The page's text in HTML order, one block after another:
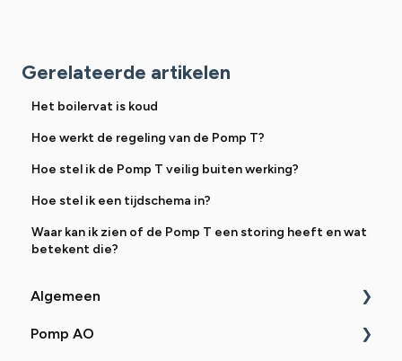
Gerelateerde artikelen
Het boilervat is koud
Hoe werkt de regeling van de Pomp T?
Hoe stel ik de Pomp T veilig buiten werking?
Hoe stel ik een tijdschema in?
Waar kan ik zien of de Pomp T een storing heeft en wat
betekent die?
Algemeen
Uitleg
Pomp AO